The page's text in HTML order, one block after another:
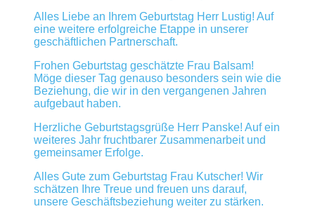
Alles Liebe an Ihrem Geburtstag Herr Lustig! Auf
eine weitere erfolgreiche Etappe in unserer
geschäftlichen Partnerschaft.
Frohen Geburtstag geschätzte Frau Balsam!
Möge dieser Tag genauso besonders sein wie die
Beziehung, die wir in den vergangenen Jahren
aufgebaut haben.
Herzliche Geburtstagsgrüße Herr Panske! Auf ein
weiteres Jahr fruchtbarer Zusammenarbeit und
gemeinsamer Erfolge.
Alles Gute zum Geburtstag Frau Kutscher! Wir
schätzen Ihre Treue und freuen uns darauf,
unsere Geschäftsbeziehung weiter zu stärken.